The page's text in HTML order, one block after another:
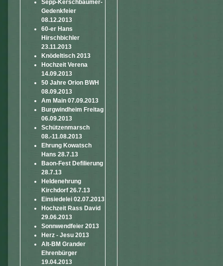
Sepp-Kerschbaumer-
Gedenkfeier
08.12.2013
60-er Hans
Hirschbichler
23.11.2013
Knödeltisch 2013
Hochzeit Verena
14.09.2013
50 Jahre Orion BWH
08.09.2013
Am Main 07.09.2013
Burgwindheim Freitag
06.09.2013
Schützenmarsch
08.-11.08.2013
Ehrung Kowatsch
Hans 28.7.13
Baon-Fest Defilierung
28.7.13
Heldenehrung
Kirchdorf 26.7.13
Einsiedelei 02.07.2013
Hochzeit Rass David
29.06.2013
Sonnwendfeier 2013
Herz - Jesu 2013
Alt-BM Grander
Ehrenbürger
19.04.2013